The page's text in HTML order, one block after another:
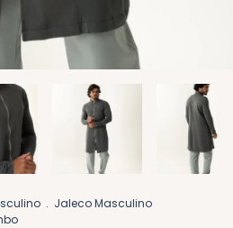
. Jaleco Masculino